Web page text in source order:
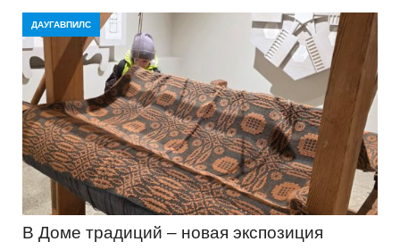
ДАУГАВПИЛС
В Доме традиций – новая экспозиция